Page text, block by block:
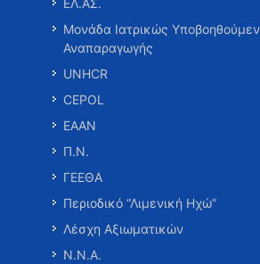
ΕΛ.ΑΣ.
Μονάδα Ιατρικώς
Αναπαραγωγής
UNHCR
CEPOL
ΕΑΑΝ
Π.Ν.
ΓΕΕΘΑ
Περιοδικό “Λιμενική Ηχώ”
Λέσχη Αξιωματικών
Ν.Ν.Α.